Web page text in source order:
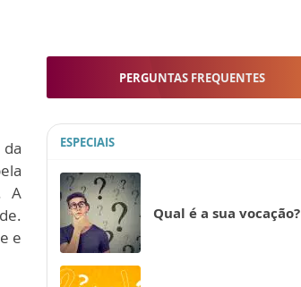
A
e
PERGUNTAS FREQUENTES
ESPECIAIS
Qual é a sua vocação?